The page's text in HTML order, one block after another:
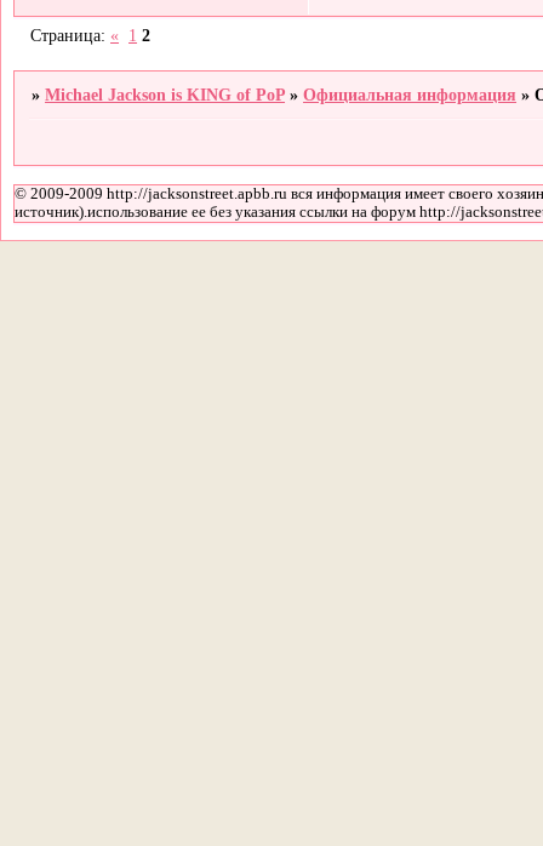
Страница: « 1 2
»Michael Jackson is KING of PoP »Официальная информация »
© 2009-2009 http://jacksonstreet.apbb.ru вся информация имеет своего
источник).использование ее без указания ссылки на форум http://